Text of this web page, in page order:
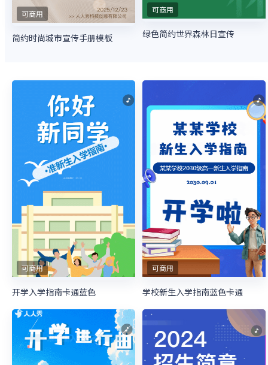
可商用
简约时尚城市宣传手册模板
可商用
绿色简约世界森林日宣传
可商用
开学入学指南卡通蓝色
可商用
学校新生入学指南蓝色卡通